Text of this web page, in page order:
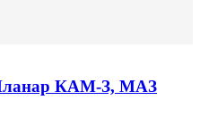
КАМ-З, МАЗ